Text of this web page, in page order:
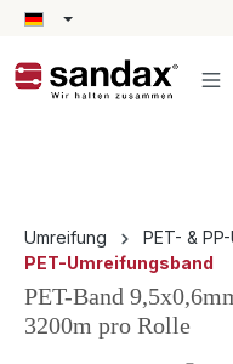
springen
Umreifung
PET- &
PET-Umreifungsband
PET-Band
3200m pro Rolle